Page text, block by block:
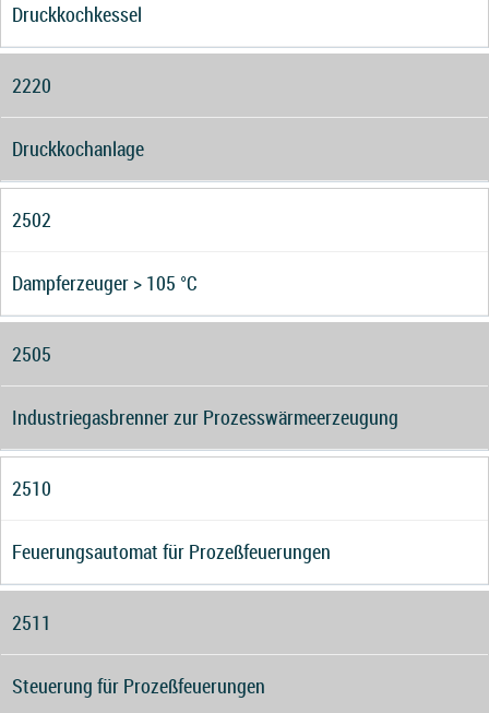
Druckkochkessel
2220
Druckkochanlage
2502
Dampferzeuger > 105 °C
2505
Industriegasbrenner zur Prozesswärmeerzeugung
2510
Feuerungsautomat für Prozeßfeuerungen
2511
Steuerung für Prozeßfeuerungen